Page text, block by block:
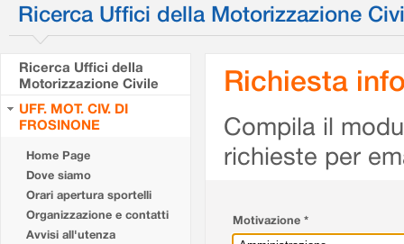
Ricerca Uffici della Motorizzazione
Ricerca Uffici della
Motorizzazione Civile
UFF. MOT. CIV. DI
FROSINONE
Home Page
Dove siamo
Orari apertura sportelli
Organizzazione e contatti
Avvisi all'utenza
Richiesta
Compila il
richieste per
Motivazione *